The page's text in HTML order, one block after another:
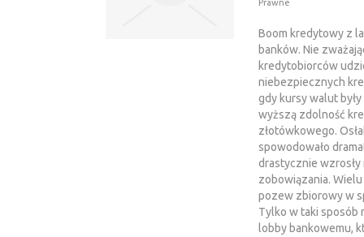
Prawne
Boom kredytowy z
banków. Nie
kredytobiorców
niebezpiecznych
gdy kursy walut
wyższą zdolność
złotówkowego.
spowodowało
drastycznie wzrosły
zobowiązania.
pozew zbiorowy w
Tylko w taki sposób
lobby bankowemu,